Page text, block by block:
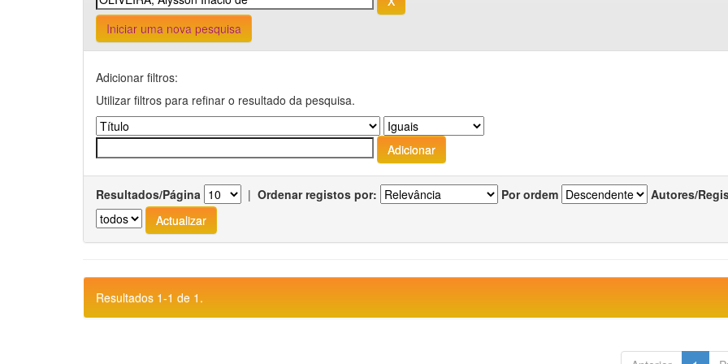
Iniciar uma nova pesquisa
Adicionar filtros:
Utilizar filtros para refinar o resultado da pesquisa.
Resultados/Página | Ordenar registos por: Por ordem Autores/
Resultados 1-1 de 1.